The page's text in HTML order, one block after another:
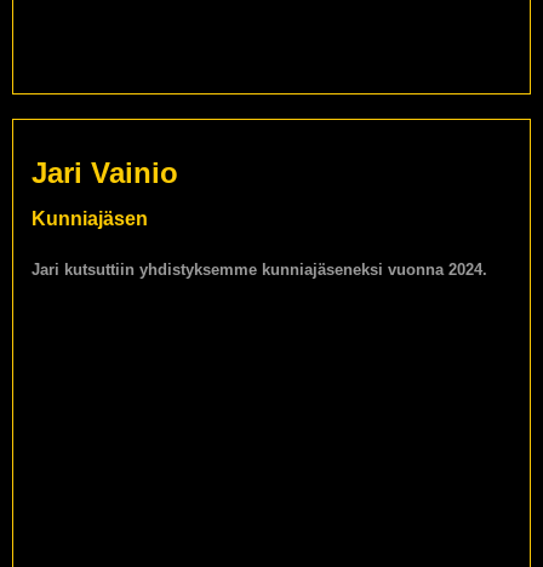
Jari Vainio
Kunniajäsen
Jari kutsuttiin yhdistyksemme kunniajäseneksi vuonna 2024.